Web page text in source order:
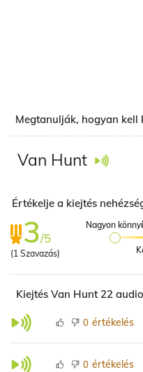
Megtanulják, hogyan kell
Van Hunt
Értékelje a kiejtés
3/5
(1 Szavazás)
Nagyon
Kiejtés Van Hunt 22
0 értékelés
0 értékelés